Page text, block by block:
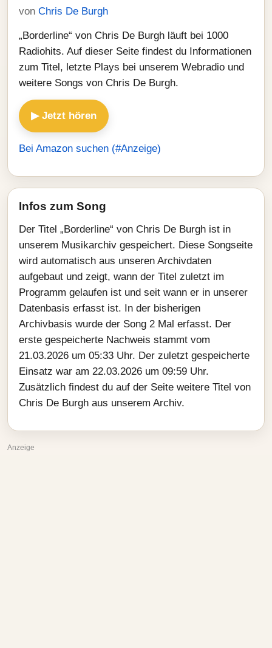
von Chris De Burgh
„Borderline“ von Chris De Burgh läuft bei 1000
Radiohits. Auf dieser Seite findest du Informationen
zum Titel, letzte Plays bei unserem Webradio und
weitere Songs von Chris De Burgh.
▶ Jetzt hören
Bei Amazon suchen (#Anzeige)
Infos zum Song
Der Titel „Borderline“ von Chris De Burgh ist in
unserem Musikarchiv gespeichert. Diese Songseite
wird automatisch aus unseren Archivdaten
aufgebaut und zeigt, wann der Titel zuletzt im
Programm gelaufen ist und seit wann er in unserer
Datenbasis erfasst ist. In der bisherigen
Archivbasis wurde der Song 2 Mal erfasst. Der
erste gespeicherte Nachweis stammt vom
21.03.2026 um 05:33 Uhr. Der zuletzt gespeicherte
Einsatz war am 22.03.2026 um 09:59 Uhr.
Zusätzlich findest du auf der Seite weitere Titel von
Chris De Burgh aus unserem Archiv.
Anzeige